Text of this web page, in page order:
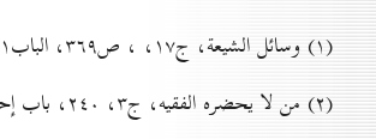
(۱) وسائل الشيعة، ج۱۷، ، ص۳٦۹، الباب۲۱ من أبواب عقد البيع وشروطه، ح٤.
(۲) من لا يحضره الفقيه، ج۳، ۲٤٠، باب إحیاء الموات والأرضين من کتاب المعيشة، ح۳۸۷۹.